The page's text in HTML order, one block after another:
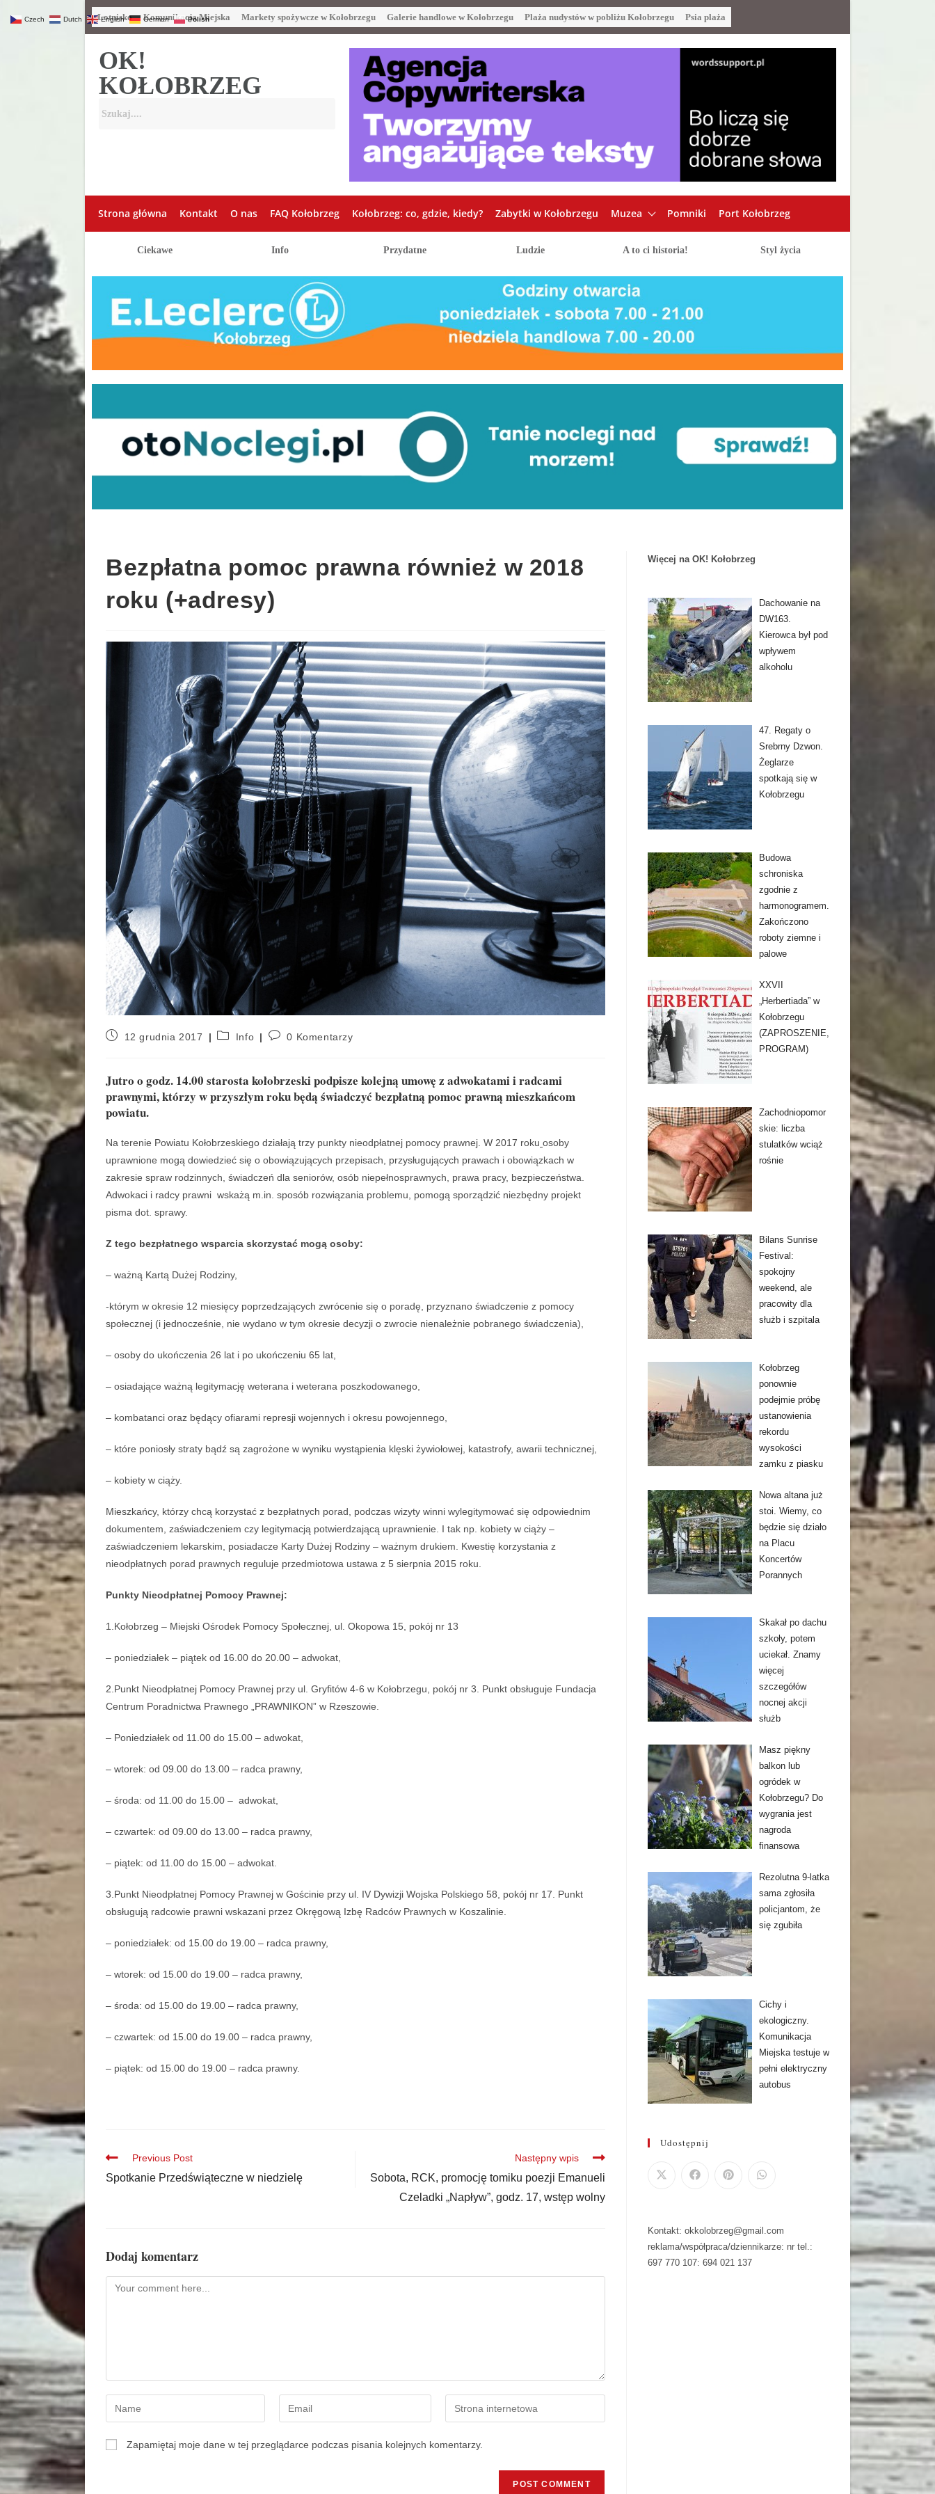
Lotnisko Komunikacja Miejska Markety spożywcze w Kołobrzegu Galerie handlowe w Kołobrzegu Plaża nudystów w pobliżu Kołobrzegu Psia plaża
OK!
KOŁOBRZEG
Strona główna Kontakt O nas FAQ Kołobrzeg Kołobrzeg: co, gdzie, kiedy? Zabytki w Kołobrzegu Muzea Pomniki Port Kołobrzeg
Ciekawe Info Przydatne Ludzie A to ci historia! Styl życia
Bezpłatna pomoc prawna również w 2018
roku (+adresy)
12 grudnia 2017 Info 0 Komentarzy
Jutro o godz. 14.00 starosta kołobrzeski podpisze kolejną umowę z adwokatami i radcami
prawnymi, którzy w przyszłym roku będą świadczyć bezpłatną pomoc prawną mieszkańcom
powiatu.
Na terenie Powiatu Kołobrzeskiego działają trzy punkty nieodpłatnej pomocy prawnej. W 2017 roku osoby
uprawnione mogą dowiedzieć się o obowiązujących przepisach, przysługujących prawach i obowiązkach w
zakresie spraw rodzinnych, świadczeń dla seniorów, osób niepełnosprawnych, prawa pracy, bezpieczeństwa.
Adwokaci i radcy prawni wskażą m.in. sposób rozwiązania problemu, pomogą sporządzić niezbędny projekt
pisma dot. sprawy.
Z tego bezpłatnego wsparcia skorzystać mogą osoby:
– ważną Kartą Dużej Rodziny,
-którym w okresie 12 miesięcy poprzedzających zwrócenie się o poradę, przyznano świadczenie z pomocy
społecznej (i jednocześnie, nie wydano w tym okresie decyzji o zwrocie nienależnie pobranego świadczenia),
– osoby do ukończenia 26 lat i po ukończeniu 65 lat,
– osiadające ważną legitymację weterana i weterana poszkodowanego,
– kombatanci oraz będący ofiarami represji wojennych i okresu powojennego,
– które poniosły straty bądź są zagrożone w wyniku wystąpienia klęski żywiołowej, katastrofy, awarii technicznej,
– kobiety w ciąży.
Mieszkańcy, którzy chcą korzystać z bezpłatnych porad, podczas wizyty winni wylegitymować się odpowiednim
dokumentem, zaświadczeniem czy legitymacją potwierdzającą uprawnienie. I tak np. kobiety w ciąży –
zaświadczeniem lekarskim, posiadacze Karty Dużej Rodziny – ważnym drukiem. Kwestię korzystania z
nieodpłatnych porad prawnych reguluje przedmiotowa ustawa z 5 sierpnia 2015 roku.
Punkty Nieodpłatnej Pomocy Prawnej:
1.Kołobrzeg – Miejski Ośrodek Pomocy Społecznej, ul. Okopowa 15, pokój nr 13
– poniedziałek – piątek od 16.00 do 20.00 – adwokat,
2.Punkt Nieodpłatnej Pomocy Prawnej przy ul. Gryfitów 4-6 w Kołobrzegu, pokój nr 3. Punkt obsługuje Fundacja
Centrum Poradnictwa Prawnego „PRAWNIKON” w Rzeszowie.
– Poniedziałek od 11.00 do 15.00 – adwokat,
– wtorek: od 09.00 do 13.00 – radca prawny,
– środa: od 11.00 do 15.00 – adwokat,
– czwartek: od 09.00 do 13.00 – radca prawny,
– piątek: od 11.00 do 15.00 – adwokat.
3.Punkt Nieodpłatnej Pomocy Prawnej w Gościnie przy ul. IV Dywizji Wojska Polskiego 58, pokój nr 17. Punkt
obsługują radcowie prawni wskazani przez Okręgową Izbę Radców Prawnych w Koszalinie.
– poniedziałek: od 15.00 do 19.00 – radca prawny,
– wtorek: od 15.00 do 19.00 – radca prawny,
– środa: od 15.00 do 19.00 – radca prawny,
– czwartek: od 15.00 do 19.00 – radca prawny,
– piątek: od 15.00 do 19.00 – radca prawny.
Previous Post
Spotkanie Przedświąteczne w niedzielę
Następny wpis
Sobota, RCK, promocję tomiku poezji Emanueli
Czeladki „Napływ”, godz. 17, wstęp wolny
Dodaj komentarz
Zapamiętaj moje dane w tej przeglądarce podczas pisania kolejnych komentarzy.
Więcej na OK! Kołobrzeg
Dachowanie na
DW163.
Kierowca był pod
wpływem
alkoholu
47. Regaty o
Srebrny Dzwon.
Żeglarze
spotkają się w
Kołobrzegu
Budowa
schroniska
zgodnie z
harmonogramem.
Zakończono
roboty ziemne i
palowe
XXVII
„Herbertiada” w
Kołobrzegu
(ZAPROSZENIE,
PROGRAM)
Zachodniopomor
skie: liczba
stulatków wciąż
rośnie
Bilans Sunrise
Festival:
spokojny
weekend, ale
pracowity dla
służb i szpitala
Kołobrzeg
ponownie
podejmie próbę
ustanowienia
rekordu
wysokości
zamku z piasku
Nowa altana już
stoi. Wiemy, co
będzie się działo
na Placu
Koncertów
Porannych
Skakał po dachu
szkoły, potem
uciekał. Znamy
więcej
szczegółów
nocnej akcji
służb
Masz piękny
balkon lub
ogródek w
Kołobrzegu? Do
wygrania jest
nagroda
finansowa
Rezolutna 9-latka
sama zgłosiła
policjantom, że
się zgubiła
Cichy i
ekologiczny.
Komunikacja
Miejska testuje w
pełni elektryczny
autobus
Udostępnij
Kontakt: okkolobrzeg@gmail.com
reklama/współpraca/dziennikarze: nr tel.:
697 770 107: 694 021 137
Czech Dutch English German Polish